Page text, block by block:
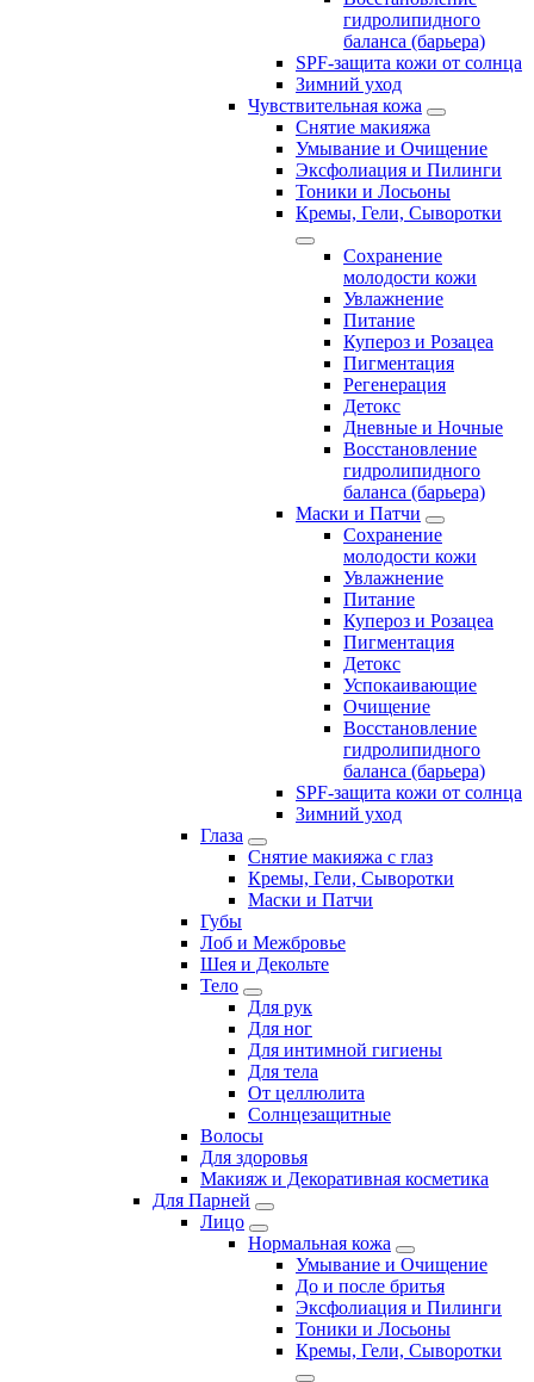
гидролипидного
баланса (барьера)
SPF-защита кожи от солнца
Зимний уход
Чувствительная кожа
Снятие макияжа
Умывание и Очищение
Эксфолиация и Пилинги
Тоники и Лосьоны
Кремы, Гели, Сыворотки
Сохранение
молодости кожи
Увлажнение
Питание
Купероз и Розацеа
Пигментация
Регенерация
Детокс
Дневные и Ночные
Восстановление
гидролипидного
баланса (барьера)
Маски и Патчи
Сохранение
молодости кожи
Увлажнение
Питание
Купероз и Розацеа
Пигментация
Детокс
Успокаивающие
Очищение
Восстановление
гидролипидного
баланса (барьера)
SPF-защита кожи от солнца
Зимний уход
Глаза
Снятие макияжа с глаз
Кремы, Гели, Сыворотки
Маски и Патчи
Губы
Лоб и Межбровье
Шея и Декольте
Тело
Для рук
Для ног
Для интимной гигиены
Для тела
От целлюлита
Солнцезащитные
Волосы
Для здоровья
Макияж и Декоративная косметика
Для Парней
Лицо
Нормальная кожа
Умывание и Очищение
До и после бритья
Эксфолиация и Пилинги
Тоники и Лосьоны
Кремы, Гели, Сыворотки